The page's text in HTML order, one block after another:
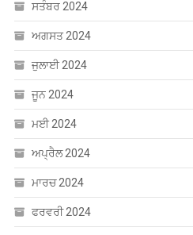
ਅਗਸਤ 2024
ਜੁਲਾਈ 2024
ਜੂਨ 2024
ਮਈ 2024
ਅਪ੍ਰੈਲ 2024
ਮਾਰਚ 2024
ਫਰਵਰੀ 2024
ਜਨਵਰੀ 2024